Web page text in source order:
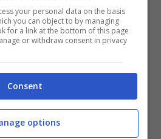
di Udinese-
in
e quel giallo
your personal data on the basis
you can object to by managing
for a link at the bottom of this page
or withdraw consent in privacy
Consent
options